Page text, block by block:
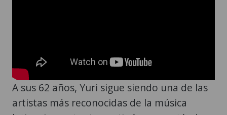
A sus 62 años, Yuri sigue siendo una de las
artistas más reconocidas de la música